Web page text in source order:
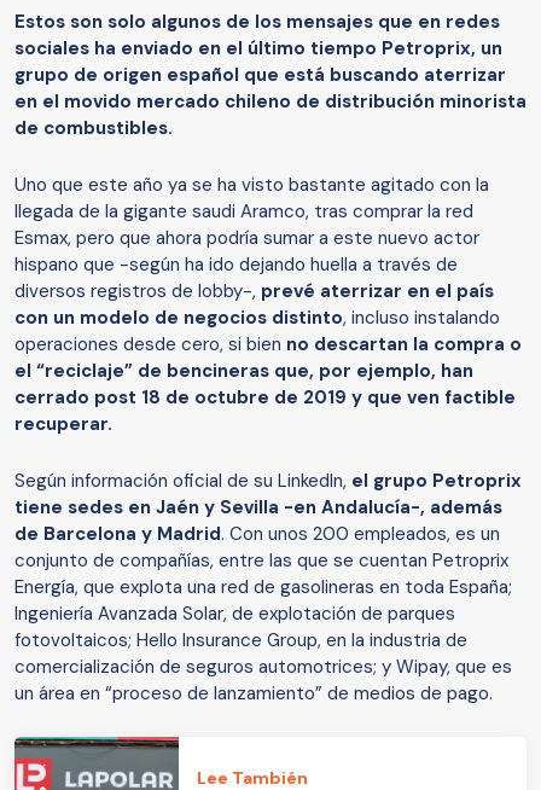
Estos son solo algunos de los mensajes que en redes
sociales ha enviado en el último tiempo Petroprix, un
grupo de origen español que está buscando aterrizar
en el movido mercado chileno de distribución minorista
de combustibles.
Uno que este año ya se ha visto bastante agitado con la
llegada de la gigante saudi Aramco, tras comprar la red
Esmax, pero que ahora podría sumar a este nuevo actor
hispano que -según ha ido dejando huella a través de
diversos registros de lobby-, prevé aterrizar en el país
con un modelo de negocios distinto, incluso instalando
operaciones desde cero, si bien no descartan la compra o
el “reciclaje” de bencineras que, por ejemplo, han
cerrado post 18 de octubre de 2019 y que ven factible
recuperar.
Según información oficial de su LinkedIn, el grupo Petroprix
tiene sedes en Jaén y Sevilla -en Andalucía-, además
de Barcelona y Madrid. Con unos 200 empleados, es un
conjunto de compañías, entre las que se cuentan Petroprix
Energía, que explota una red de gasolineras en toda España;
Ingeniería Avanzada Solar, de explotación de parques
fotovoltaicos; Hello Insurance Group, en la industria de
comercialización de seguros automotrices; y Wipay, que es
un área en “proceso de lanzamiento” de medios de pago.
Lee También